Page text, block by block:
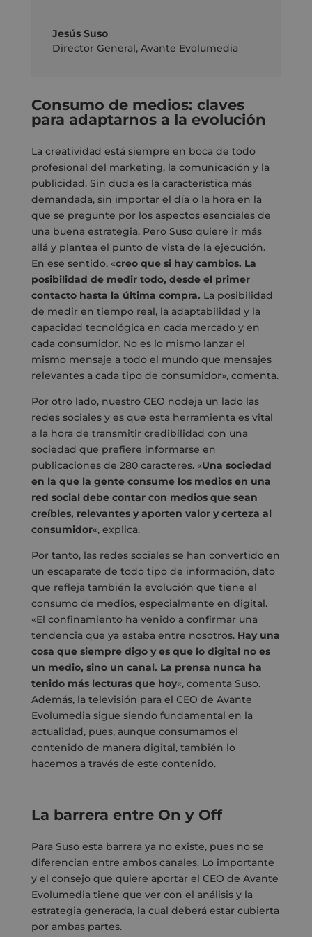
Jesús Suso
Director General, Avante Evolumedia
Consumo de medios: claves
para adaptarnos a la evolución
La creatividad está siempre en boca de todo
profesional del marketing, la comunicación y la
publicidad. Sin duda es la característica más
demandada, sin importar el día o la hora en la
que se pregunte por los aspectos esenciales de
una buena estrategia. Pero Suso quiere ir más
allá y plantea el punto de vista de la ejecución.
En ese sentido, «creo que si hay cambios. La
posibilidad de medir todo, desde el primer
contacto hasta la última compra. La posibilidad
de medir en tiempo real, la adaptabilidad y la
capacidad tecnológica en cada mercado y en
cada consumidor. No es lo mismo lanzar el
mismo mensaje a todo el mundo que mensajes
relevantes a cada tipo de consumidor», comenta.
Por otro lado, nuestro CEO nodeja un lado las
redes sociales y es que esta herramienta es vital
a la hora de transmitir credibilidad con una
sociedad que prefiere informarse en
publicaciones de 280 caracteres. «Una sociedad
en la que la gente consume los medios en una
red social debe contar con medios que sean
creíbles, relevantes y aporten valor y certeza al
consumidor«, explica.
Por tanto, las redes sociales se han convertido en
un escaparate de todo tipo de información, dato
que refleja también la evolución que tiene el
consumo de medios, especialmente en digital.
«El confinamiento ha venido a confirmar una
tendencia que ya estaba entre nosotros. Hay una
cosa que siempre digo y es que lo digital no es
un medio, sino un canal. La prensa nunca ha
tenido más lecturas que hoy«, comenta Suso.
Además, la televisión para el CEO de Avante
Evolumedia sigue siendo fundamental en la
actualidad, pues, aunque consumamos el
contenido de manera digital, también lo
hacemos a través de este contenido.
La barrera entre On y Off
Para Suso esta barrera ya no existe, pues no se
diferencian entre ambos canales. Lo importante
y el consejo que quiere aportar el CEO de Avante
Evolumedia tiene que ver con el análisis y la
estrategia generada, la cual deberá estar cubierta
por ambas partes.